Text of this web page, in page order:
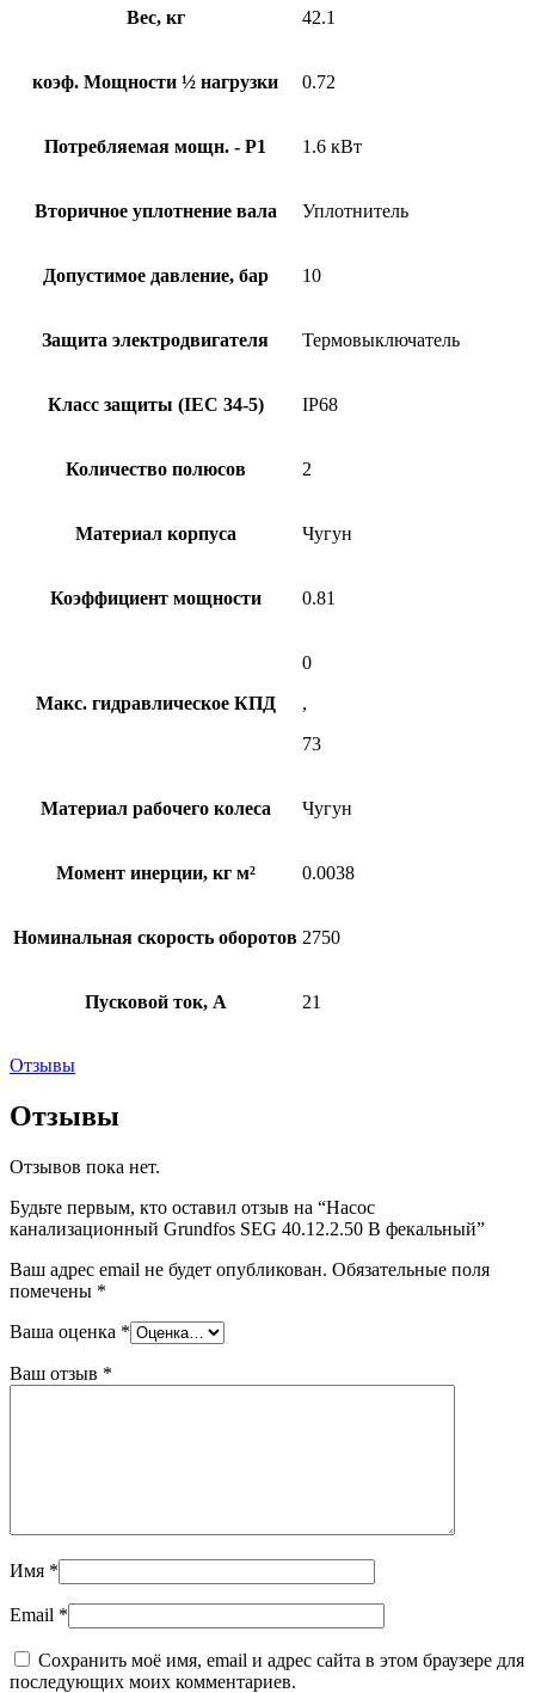
Вес, кг 42.1
коэф. Мощности ½ нагрузки 0.72
Потребляемая мощн. - P1 1.6 кВт
Вторичное уплотнение вала Уплотнитель
Допустимое давление, бар 10
Защита электродвигателя Термовыключатель
Класс защиты (IEC 34-5) IP68
Количество полюсов 2
Материал корпуса Чугун
Коэффициент мощности 0.81
Макс. гидравлическое КПД
0
,
73
Материал рабочего колеса Чугун
Момент инерции, кг м² 0.0038
Номинальная скорость оборотов 2750
Пусковой ток, А 21
Отзывы
Отзывы
Отзывов пока нет.
Будьте первым, кто оставил отзыв на “Насос
канализационный Grundfos SEG 40.12.2.50 B фекальный”
Ваш адрес email не будет опубликован. Обязательные поля
помечены *
Ваша оценка *
Ваш отзыв *
Имя *
Email *
Сохранить моё имя, email и адрес сайта в этом браузере для
последующих моих комментариев.